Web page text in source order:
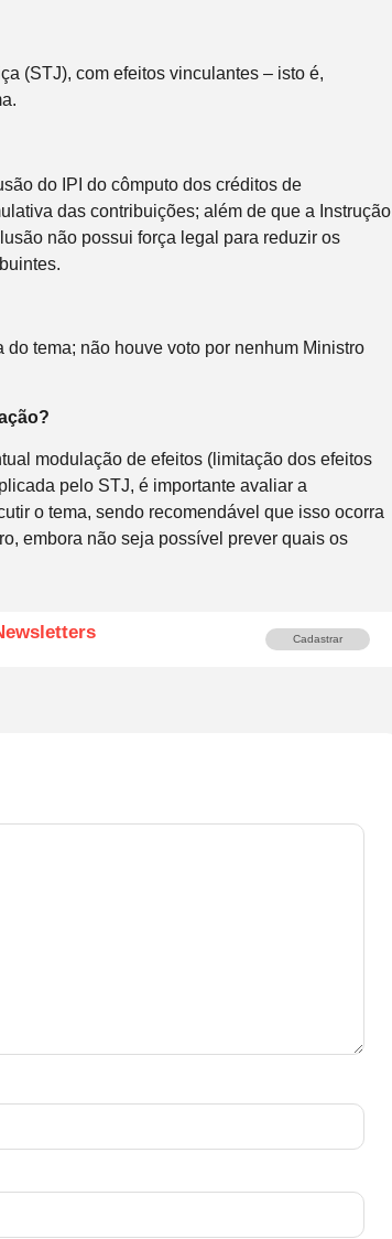
(STJ), com efeitos vinculantes – isto é,
do IPI do cômputo dos créditos de
das contribuições; além de que a Instrução
não possui força legal para reduzir os
tema; não houve voto por nenhum Ministro
modulação de efeitos (limitação dos efeitos
pelo STJ, é importante avaliar a
o tema, sendo recomendável que isso ocorra
embora não seja possível prever quais os
Cadastrar